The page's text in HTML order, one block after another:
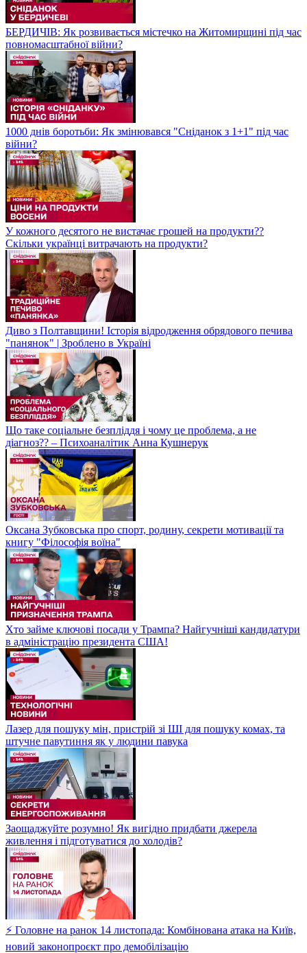
БЕРДИЧІВ: Як розвивається містечко на Житомирщині під час
повномасштабної війни?
1000 днів боротьби: Як змінювався "Сніданок з 1+1" під час
війни?
У кожного десятого не вистачає грошей на продукти??
Скільки українці витрачають на продукти?
Диво з Полтавщини! Історія відродження обрядового печива
"панянок" | Зроблено в Україні
Що таке соціальне безпліддя і чому це проблема, а не
діагноз?? – Психоаналітик Анна Кушнерук
Оксана Зубковська про спорт, родину, секрети мотивації та
книгу "Філософія воїна"
Хто займе ключові посади у Трампа? Найгучніші кандидатури
в адміністрацію президента США!
Лазер для пошуку мін, пристрій зі ШІ для пошуку комах, та
штучне павутиння як у людини павука
Заощаджуйте розумно! Як вигідно придбати джерела
живлення і підготуватися до холодів?
⚡ Головне на ранок 14 листопада: Комбінована атака на Київ,
новий законопроєкт про демобілізацію